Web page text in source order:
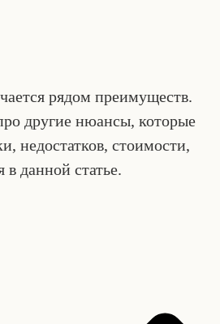
рядом преимуществ.
другие нюансы, которые
недостатков, стоимости,
в данной статье.